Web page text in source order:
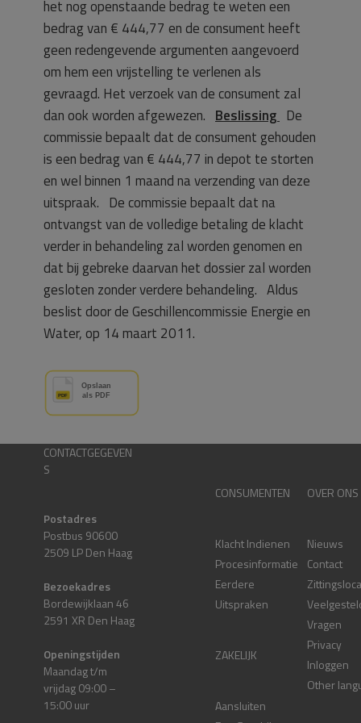
het nog openstaande bedrag te weten een
bedrag van € 444,77 en de consument heeft
geen redengevende argumenten aangevoerd
om hem een vrijstelling te verlenen als
gevraagd. Het verzoek van de consument zal
dan ook worden afgewezen. Beslissing De
commissie bepaalt dat de consument gehouden
is een bedrag van € 444,77 in depot te storten
en wel binnen 1 maand na verzending van deze
uitspraak. De commissie bepaalt dat na
ontvangst van de volledige betaling de klacht
verder in behandeling zal worden genomen en
dat bij gebreke daarvan het dossier zal worden
gesloten zonder verdere behandeling. Aldus
beslist door de Geschillencommissie Energie en
Water, op 14 maart 2011.
CONTACTGEGEVEN
S
Postadres
Postbus 90600
2509 LP Den Haag
Bezoekadres
Bordewijklaan 46
2591 XR Den Haag
Openingstijden
Maandag t/m
vrijdag 09:00 –
15:00 uur
CONSUMENTEN
Klacht Indienen
Procesinformatie
Eerdere
Uitspraken
ZAKELIJK
Aansluiten
OVER ONS
Nieuws
Contact
Vragen
Privacy
Inloggen
Other